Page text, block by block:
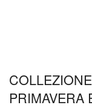
PRIMAVERA